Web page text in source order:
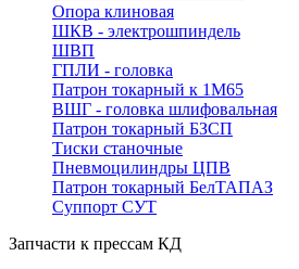
Опора клиновая
ШКВ - электрошпиндель
ШВП
ГПЛИ - головка
Патрон токарный к 1М65
ВШГ - головка шлифовальная
Патрон токарный БЗСП
Тиски станочные
Пневмоцилиндры ЦПВ
Патрон токарный БелТАПАЗ
Суппорт СУТ
Запчасти к прессам КД